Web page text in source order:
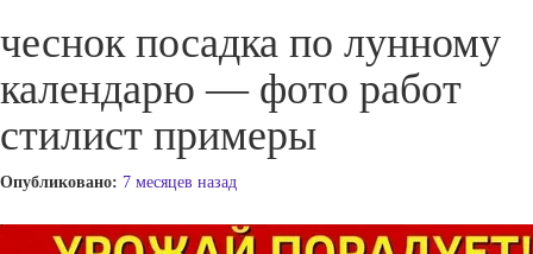
чеснок посадка по лунному
календарю — фото работ
стилист примеры
Опубликовано: 7 месяцев назад